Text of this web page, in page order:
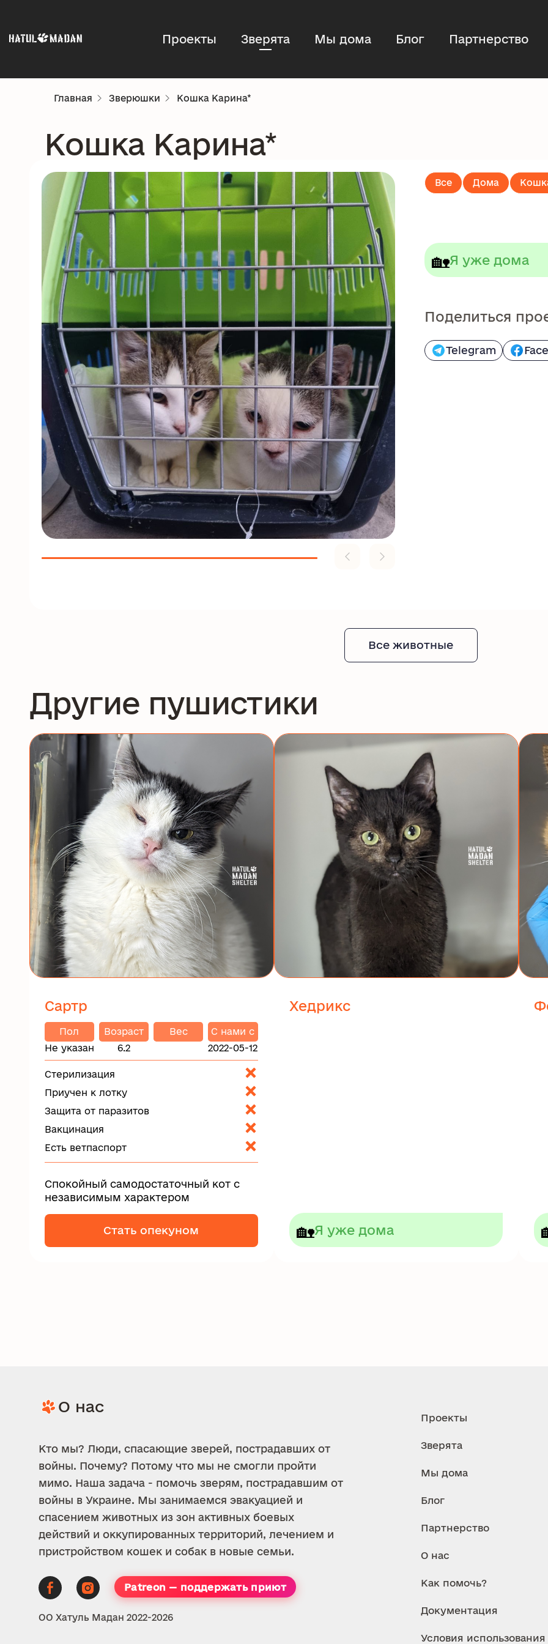
Проекты Зверята Мы дома Блог Партнерство
Главная Зверюшки Кошка Карина*
Кошка Карина*
Все Дома
🏡Я уже дома
Поделиться
Telegram
Все животные
Другие пушистики
Сартр
Пол
Не указан
Возраст
6.2
Вес
C нами с
2022-05-12
Стерилизация
Приучен к лотку
Защита от паразитов
Вакцинация
Есть ветпаспорт
Спокойный самодостаточный кот с
независимым характером
Стать опекуном
Хедрикс
🏡Я уже дома
О нас
Кто мы? Люди, спасающие зверей, пострадавших от
войны. Почему? Потому что мы не смогли пройти
мимо. Наша задача - помочь зверям, пострадавшим от
войны в Украине. Мы занимаемся эвакуацией и
спасением животных из зон активных боевых
действий и оккупированных территорий, лечением и
пристройством кошек и собак в новые семьи.
Patreon — поддержать приют
ОО Хатуль Мадан 2022-2026
Проекты
Зверята
Мы дома
Блог
Партнерство
О нас
Как помочь?
Документация
Условия использования